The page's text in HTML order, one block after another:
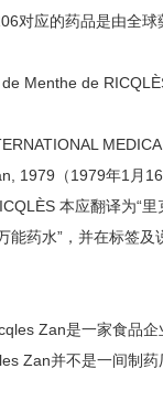
应的药品是由全球
Menthe de
1979（1979年1月
本应翻译为“里
能药水”，并在标签
Zan是一家食品企
Zan并不是一间制